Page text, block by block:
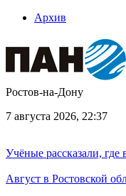
Архив
Ростов-на-Дону
7 августа 2026, 22:37
Учёные рассказали, где
Август в Ростовской